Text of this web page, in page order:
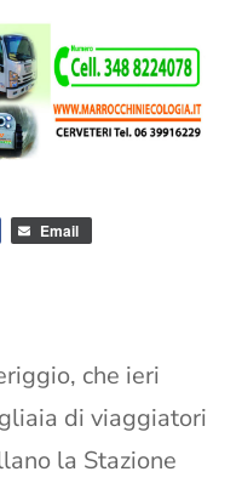
Email
che ieri
di viaggiatori
la Stazione